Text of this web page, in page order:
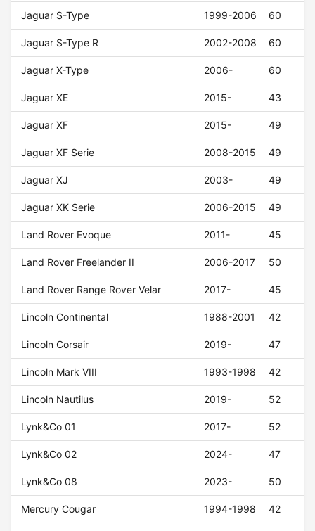
Jaguar S-Type 1999-2006 60
Jaguar S-Type R 2002-2008 60
Jaguar X-Type 2006- 60
Jaguar XE 2015- 43
Jaguar XF 2015- 49
Jaguar XF Serie 2008-2015 49
Jaguar XJ 2003- 49
Jaguar XK Serie 2006-2015 49
Land Rover Evoque 2011- 45
Land Rover Freelander II 2006-2017 50
Land Rover Range Rover Velar 2017- 45
Lincoln Continental 1988-2001 42
Lincoln Corsair 2019- 47
Lincoln Mark VIII 1993-1998 42
Lincoln Nautilus 2019- 52
Lynk&Co 01 2017- 52
Lynk&Co 02 2024- 47
Lynk&Co 08 2023- 50
Mercury Cougar 1994-1998 42